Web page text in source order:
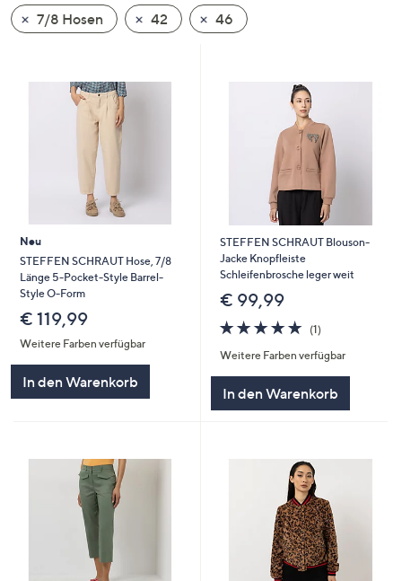
wischen
Sie
diese
anzuzeigen.
7/8 Hosen
42 46
Neu
STEFFEN SCHRAUT Hose, 7/8
Länge 5-Pocket-Style Barrel-
Style O-Form
€ 119,99
Weitere Farben verfügbar
In den Warenkorb
STEFFEN SCHRAUT Blouson-
Jacke Knopfleiste
Schleifenbrosche leger weit
€ 99,99
5.0
von
5
(1)1
Weitere Farben verfügbar
In den Warenkorb